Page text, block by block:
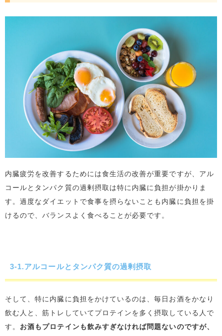
内臓疲労を改善するためには食生活の改善が重要ですが、アル
コールとタンパク質の過剰摂取は特に内臓に負担が掛かりま
す。過度なダイエットで食事を摂らないことも内臓に負担を掛
けるので、バランスよく食べることが必要です。
3-1.アルコールとタンパク質の過剰摂取
そして、特に内臓に負担をかけているのは、毎日お酒をかなり
飲む人と、筋トレしていてプロテインを多く摂取している人で
す。 お酒もプロテインも飲みすぎなければ問題ないのですが、